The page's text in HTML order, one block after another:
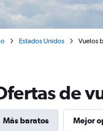
Estados Unidos Vuelos
de
Más baratos Mejor